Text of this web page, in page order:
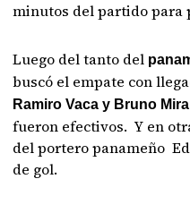
minutos del partido para
Luego del tanto del
buscó el empate con
Ramiro Vaca y Bruno
fueron efectivos. Y en
del portero panameño
de gol.